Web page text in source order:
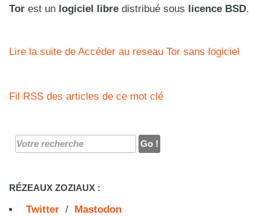
Tor est un logiciel libre distribué sous licence BSD.
Lire la suite de Accéder au reseau Tor sans logiciel
Fil RSS des articles de ce mot clé
RÉZEAUX ZOZIAUX :
Twitter / Mastodon